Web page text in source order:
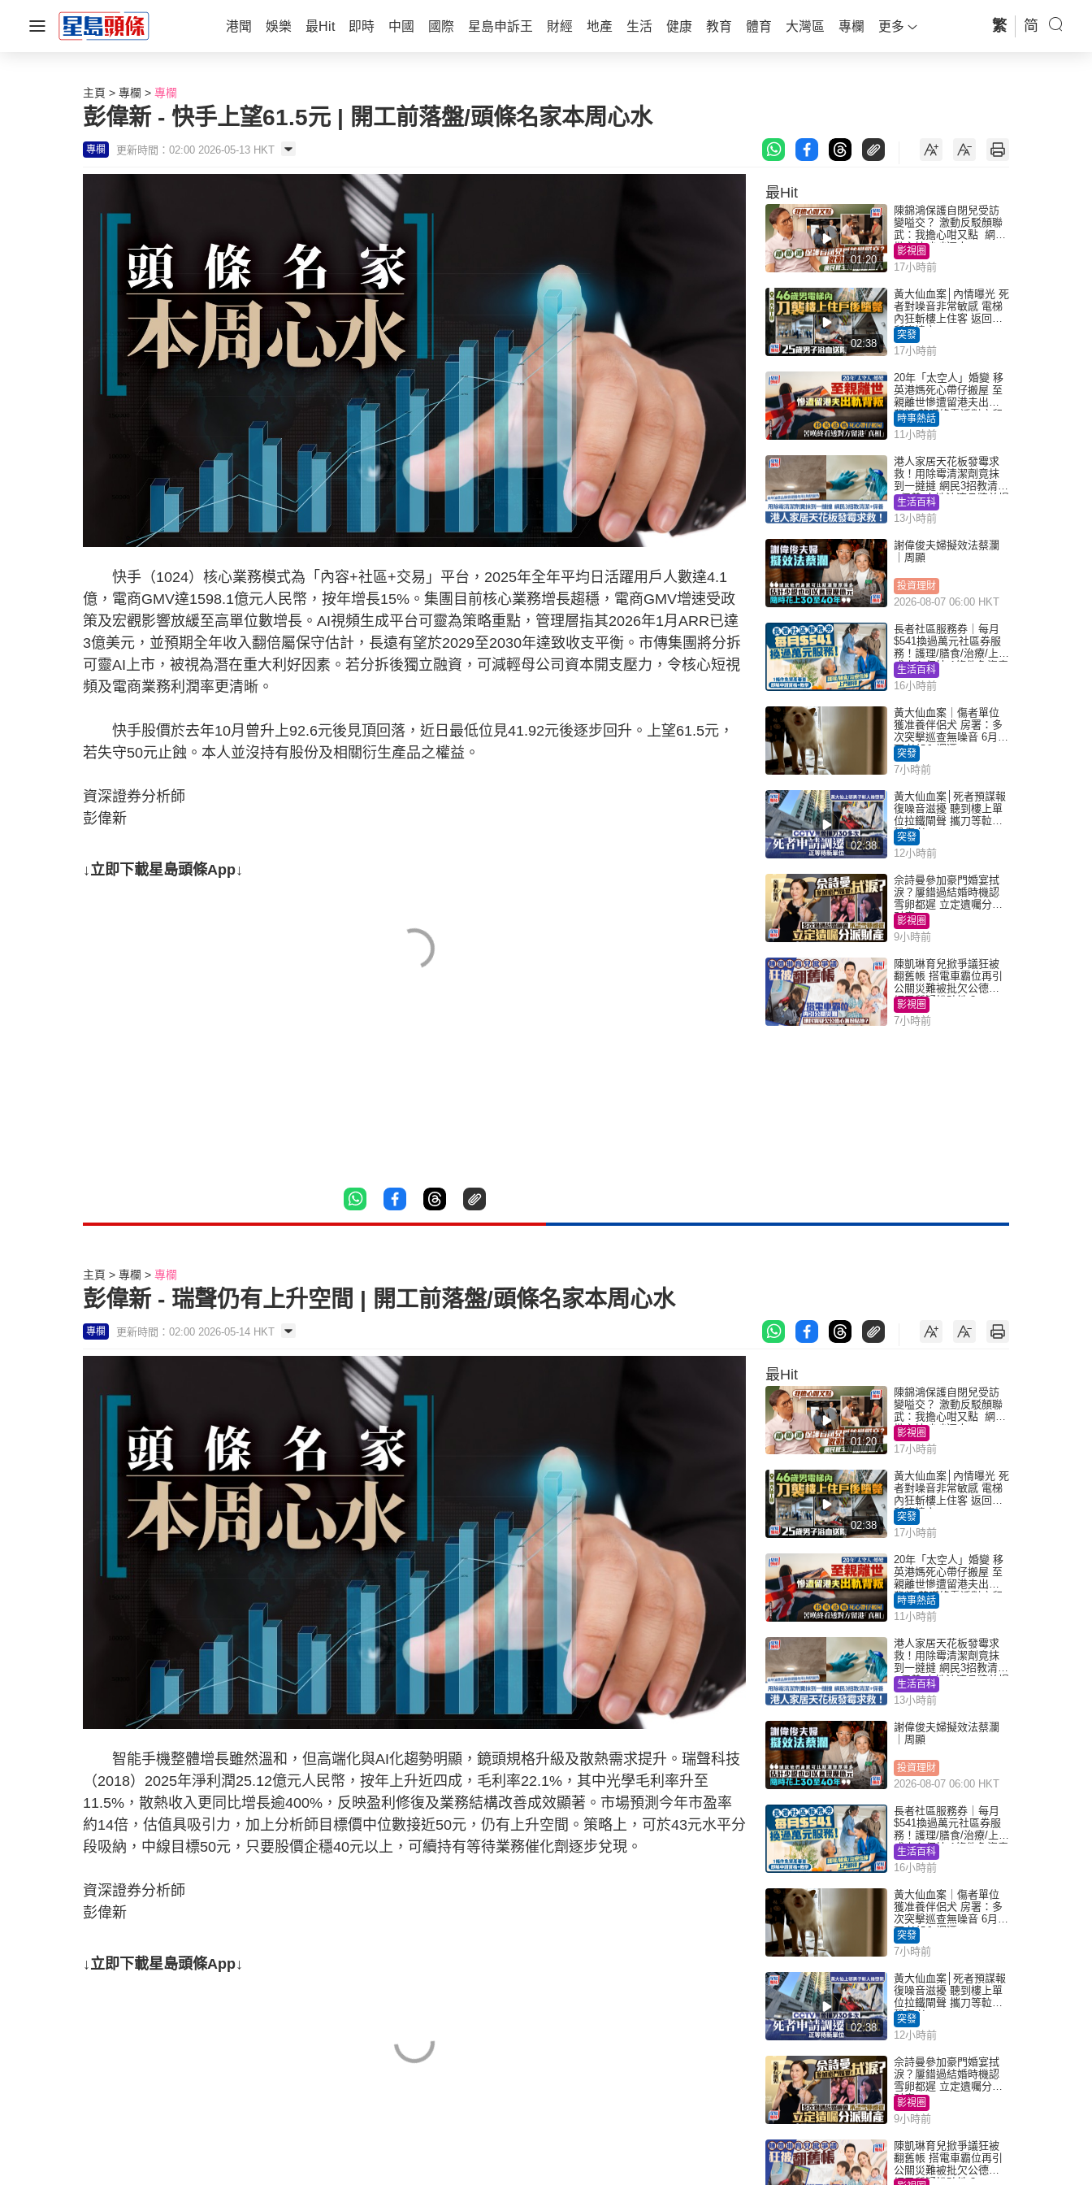
港聞 娛樂 最Hit 即時 中國 國際 星島申訴王 財經 地產 生活 健康 教育 體育 大灣區 專欄 更多 繁 简
主頁 專欄 專欄
彭偉新 - 快手上望61.5元 | 開工前落盤/頭條名家本周心水
專欄 更新時間：02:00 2026-05-13 HKT
快手（1024）核心業務模式為「內容+社區+交易」平台，2025年全年平均日活躍用戶人數達4.1
億，電商GMV達1598.1億元人民幣，按年增長15%。集團目前核心業務增長趨穩，電商GMV增速受政
策及宏觀影響放緩至高單位數增長。AI視頻生成平台可靈為策略重點，管理層指其2026年1月ARR已達
3億美元，並預期全年收入翻倍屬保守估計，長遠有望於2029至2030年達致收支平衡。市傳集團將分拆
可靈AI上市，被視為潛在重大利好因素。若分拆後獨立融資，可減輕母公司資本開支壓力，令核心短視
頻及電商業務利潤率更清晰。
快手股價於去年10月曾升上92.6元後見頂回落，近日最低位見41.92元後逐步回升。上望61.5元，
若失守50元止蝕。本人並沒持有股份及相關衍生產品之權益。
資深證券分析師
彭偉新
↓立即下載星島頭條App↓
最Hit
01:20
陳錦鴻保護自閉兒受訪
變嗌交？ 激動反駁顏聯
武：我擔心咁又點 網民
批主持咄咄逼人
影視圈
17小時前
02:38
黃大仙血案│內情曝光 死
者對噪音非常敏感 電梯
內狂斬樓上住客 返回住
所墮樓亡
突發
17小時前
20年「太空人」婚變 移
英港媽死心帶仔搬屋 至
親離世慘遭留港夫出軌
背叛 苦嘆終看透對方留
港「真相」｜Juicy叮
時事熱話
11小時前
港人家居天花板發霉求
救！用除霉清潔劑竟抹
到一撻撻 網民3招教清潔
+保養 本地油漆品牌曾提
醒勿用1物防變色
生活百科
13小時前
謝偉俊夫婦擬效法蔡瀾
｜周顯
投資理財
2026-08-07 06:00 HKT
長者社區服務券｜每月
$541換過萬元社區券服
務！護理/膳食/治療/上門
或中心任揀 1條件免資產
審查（附申請資格及教
學）
生活百科
16小時前
黃大仙血案｜傷者單位
獲准養伴侶犬 房署：多
次突擊巡查無噪音 6月批
死者邨內調遷
突發
7小時前
02:38
黃大仙血案│死者預謀報
復噪音滋擾 聽到樓上單
位拉鐵閘聲 攜刀等𨋢伏
擊傷者
突發
12小時前
佘詩曼參加豪門婚宴拭
淚？屢錯過結婚時機認
雪卵都遲 立定遺囑分派
財產
影視圈
9小時前
陳凱琳育兒掀爭議狂被
翻舊帳 搭電車霸位再引
公關災難被批欠公德心
網民質疑扮貼地？
影視圈
7小時前
主頁 專欄 專欄
彭偉新 - 瑞聲仍有上升空間 | 開工前落盤/頭條名家本周心水
專欄 更新時間：02:00 2026-05-14 HKT
智能手機整體增長雖然溫和，但高端化與AI化趨勢明顯，鏡頭規格升級及散熱需求提升。瑞聲科技
（2018）2025年淨利潤25.12億元人民幣，按年上升近四成，毛利率22.1%，其中光學毛利率升至
11.5%，散熱收入更同比增長逾400%，反映盈利修復及業務結構改善成效顯著。市場預測今年市盈率
約14倍，估值具吸引力，加上分析師目標價中位數接近50元，仍有上升空間。策略上，可於43元水平分
段吸納，中線目標50元，只要股價企穩40元以上，可續持有等待業務催化劑逐步兌現。
資深證券分析師
彭偉新
↓立即下載星島頭條App↓
最Hit
01:20
陳錦鴻保護自閉兒受訪
變嗌交？ 激動反駁顏聯
武：我擔心咁又點 網民
批主持咄咄逼人
影視圈
17小時前
02:38
黃大仙血案│內情曝光 死
者對噪音非常敏感 電梯
內狂斬樓上住客 返回住
所墮樓亡
突發
17小時前
20年「太空人」婚變 移
英港媽死心帶仔搬屋 至
親離世慘遭留港夫出軌
背叛 苦嘆終看透對方留
港「真相」｜Juicy叮
時事熱話
11小時前
港人家居天花板發霉求
救！用除霉清潔劑竟抹
到一撻撻 網民3招教清潔
+保養 本地油漆品牌曾提
醒勿用1物防變色
生活百科
13小時前
謝偉俊夫婦擬效法蔡瀾
｜周顯
投資理財
2026-08-07 06:00 HKT
長者社區服務券｜每月
$541換過萬元社區券服
務！護理/膳食/治療/上門
或中心任揀 1條件免資產
審查（附申請資格及教
學）
生活百科
16小時前
黃大仙血案｜傷者單位
獲准養伴侶犬 房署：多
次突擊巡查無噪音 6月批
死者邨內調遷
突發
7小時前
02:38
黃大仙血案│死者預謀報
復噪音滋擾 聽到樓上單
位拉鐵閘聲 攜刀等𨋢伏
擊傷者
突發
12小時前
佘詩曼參加豪門婚宴拭
淚？屢錯過結婚時機認
雪卵都遲 立定遺囑分派
財產
影視圈
9小時前
陳凱琳育兒掀爭議狂被
翻舊帳 搭電車霸位再引
公關災難被批欠公德心
網民質疑扮貼地？